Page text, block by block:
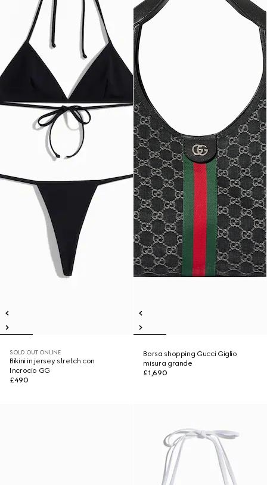
SOLD OUT ONLINE
Bikini in jersey stretch con
Incrocio GG
£490
Borsa shopping Gucci Giglio
misura grande
£1,690